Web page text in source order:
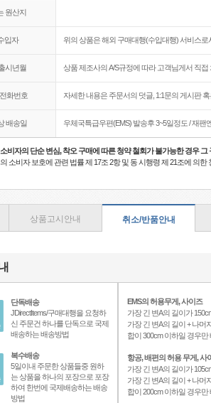
원산지
입자 위의 상품은 해외 구매대행(수입대행) 서비스로
시년월 상품 제조사의 A/S규정에 따라 고객님게서 직접
화번호 자세한 내용은 주문서의 덧글, 1:1문의 게시판
배송일 우체국특급우편(EMS) 발송후 3~5일정도 / 재
비자의 단순 변심, 착오 구매에 따른 청약 철회가 불가능한 경우 그
소비자 보호에 관련 법률 제 17조 2항 및 동 시행령 제 21조에 의
상품고시안내 취소/반품안내
단독배송
JDirectItems/구매대행을 요청하
신 주문건 하나를 단독으로 국제
배송하는 배송방법
복수배송
5일이내 주문한 상품들중 원하
는 상품을 하나의 포장으로 포장
하여 한번에 국제배송하는 배송
방법
EMS의 허용무게, 사이즈
가장 긴 변A의 길이가
가장 긴 변A의 길이 + 나머
합이 300cm 이하일 경우만
항공, 배편의 허용 무게, 사
가장 긴 변A의 길이가
가장 긴 변A의 길이 + 나머
합이 200cm 이하일 경우만